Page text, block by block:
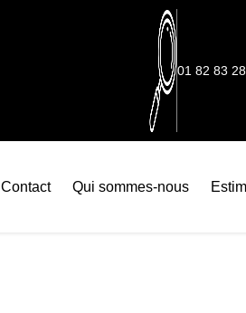
01 82 83
Contact Qui sommes-nous